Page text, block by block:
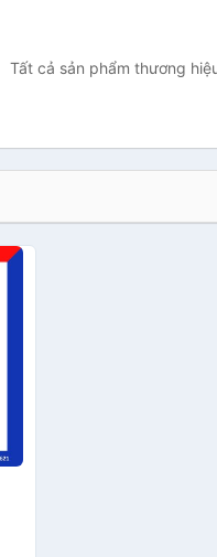
VĂN PHÒNG PHẨM SỞ
Tất cả sản phẩm thương